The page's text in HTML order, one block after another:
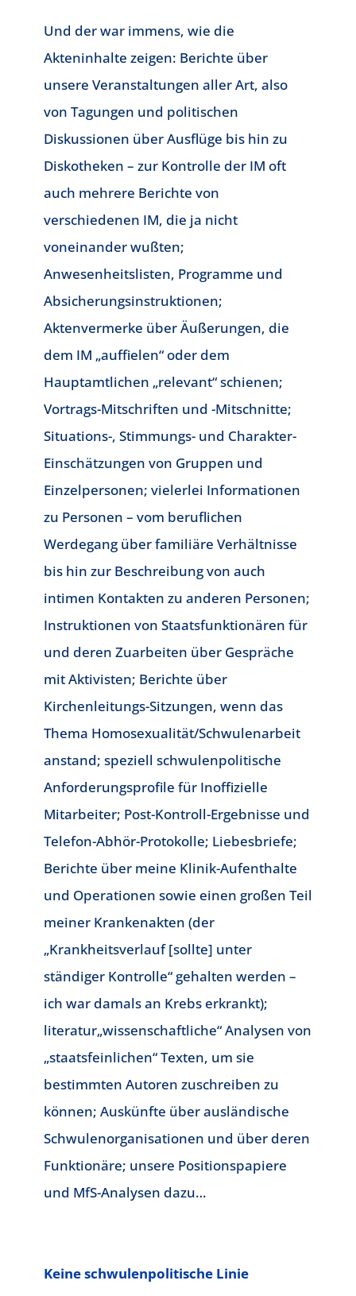
Und der war immens, wie die
Akteninhalte zeigen: Berichte über
unsere Veranstaltungen aller Art, also
von Tagungen und politischen
Diskussionen über Ausflüge bis hin zu
Diskotheken – zur Kontrolle der IM oft
auch mehrere Berichte von
verschiedenen IM, die ja nicht
voneinander wußten;
Anwesenheitslisten, Programme und
Absicherungsinstruktionen;
Aktenvermerke über Äußerungen, die
dem IM „auffielen“ oder dem
Hauptamtlichen „relevant“ schienen;
Vortrags-Mitschriften und -Mitschnitte;
Situations-, Stimmungs- und Charakter-
Einschätzungen von Gruppen und
Einzelpersonen; vielerlei Informationen
zu Personen – vom beruflichen
Werdegang über familiäre Verhältnisse
bis hin zur Beschreibung von auch
intimen Kontakten zu anderen Personen;
Instruktionen von Staatsfunktionären für
und deren Zuarbeiten über Gespräche
mit Aktivisten; Berichte über
Kirchenleitungs-Sitzungen, wenn das
Thema Homosexualität/Schwulenarbeit
anstand; speziell schwulenpolitische
Anforderungsprofile für Inoffizielle
Mitarbeiter; Post-Kontroll-Ergebnisse und
Telefon-Abhör-Protokolle; Liebesbriefe;
Berichte über meine Klinik-Aufenthalte
und Operationen sowie einen großen Teil
meiner Krankenakten (der
„Krankheitsverlauf [sollte] unter
ständiger Kontrolle“ gehalten werden –
ich war damals an Krebs erkrankt);
literatur„wissenschaftliche“ Analysen von
„staatsfeinlichen“ Texten, um sie
bestimmten Autoren zuschreiben zu
können; Auskünfte über ausländische
Schwulenorganisationen und über deren
Funktionäre; unsere Positionspapiere
und MfS-Analysen dazu…
Keine schwulenpolitische Linie